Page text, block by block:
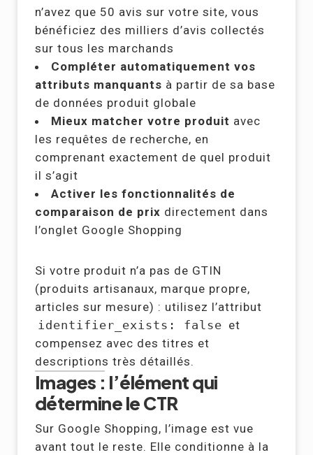
n’avez que 50 avis sur votre site, vous
bénéficiez des milliers d’avis collectés
sur tous les marchands
Compléter automatiquement vos
attributs manquants à partir de sa base
de données produit globale
Mieux matcher votre produit avec
les requêtes de recherche, en
comprenant exactement de quel produit
il s’agit
Activer les fonctionnalités de
comparaison de prix directement dans
l’onglet Google Shopping
Si votre produit n’a pas de GTIN
(produits artisanaux, marque propre,
articles sur mesure) : utilisez l’attribut
identifier_exists: false et
compensez avec des titres et
descriptions très détaillés.
Images : l’élément qui
détermine le CTR
Sur Google Shopping, l’image est vue
avant tout le reste. Elle conditionne à la